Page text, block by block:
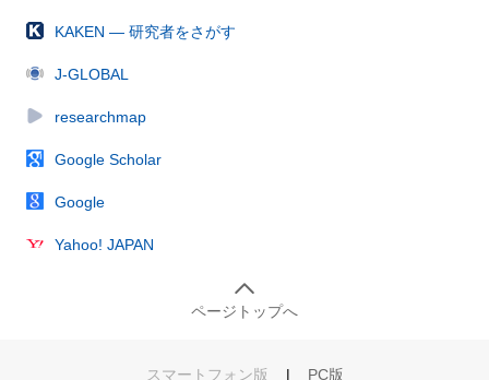
KAKEN — 研究者をさがす
J-GLOBAL
researchmap
Google Scholar
Google
Yahoo! JAPAN
ページトップへ
スマートフォン版 | PC版